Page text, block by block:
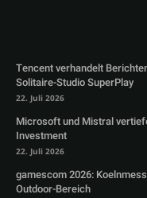
Tencent verhandelt
Solitaire-Studio SuperPlay
22. Juli 2026
Microsoft und Mistral
Investment
22. Juli 2026
gamescom 2026:
Outdoor-Bereich